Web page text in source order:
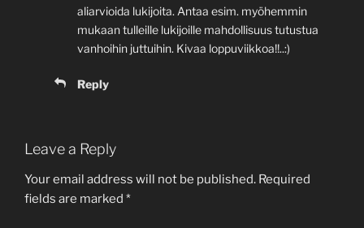
aliarvioida lukijoita. Antaa esim. myöhemmin
mukaan tulleille lukijoille mahdollisuus tutustua
vanhoihin juttuihin. Kivaa loppuviikkoa!!..:)
Reply
Leave a Reply
Your email address will not be published. Required
fields are marked *